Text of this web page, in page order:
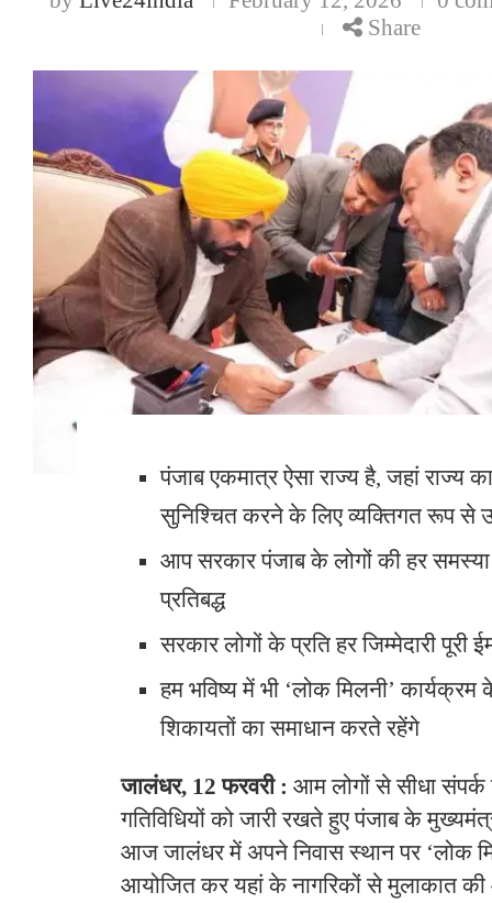
Share
पंजाब एकमात्र ऐसा राज्य है, जहां राज्य
सुनिश्चित करने के लिए व्यक्तिगत रूप से
आप सरकार पंजाब के लोगों की हर
प्रतिबद्ध
सरकार लोगों के प्रति हर जिम्मेदारी पूरी
हम भविष्य में भी ‘लोक मिलनी’ कार्यक्रम
शिकायतों का समाधान करते रहेंगे
जालंधर, 12 फरवरी : आम लोगों से सीधा
गतिविधियों को जारी रखते हुए पंजाब के
आज जालंधर में अपने निवास स्थान पर ‘लोक
आयोजित कर यहां के नागरिकों से मुलाकात